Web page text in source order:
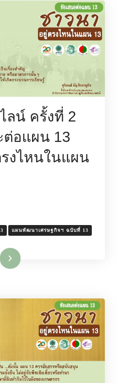
ลน์ ครั้งที่ 2
ต่อแผน 13
งไหนในแผน
แผนพัฒนาเศรษฐกิจฯ ฉบับที่ 13
ติม